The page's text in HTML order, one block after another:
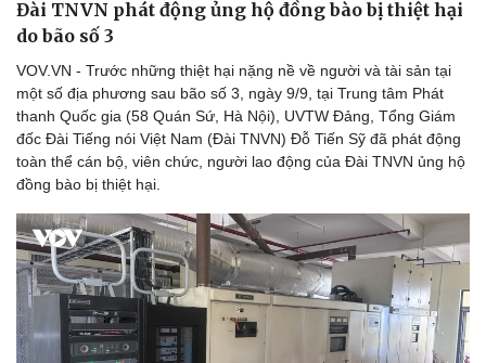
Đài TNVN phát động ủng hộ đồng bào bị thiệt hại
do bão số 3
VOV.VN - Trước những thiệt hại nặng nề về người và tài sản tại
một số địa phương sau bão số 3, ngày 9/9, tại Trung tâm Phát
thanh Quốc gia (58 Quán Sứ, Hà Nội), UVTW Đảng, Tổng Giám
đốc Đài Tiếng nói Việt Nam (Đài TNVN) Đỗ Tiến Sỹ đã phát động
toàn thể cán bộ, viên chức, người lao động của Đài TNVN ủng hộ
đồng bào bị thiệt hại.